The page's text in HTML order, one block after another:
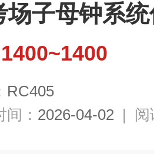
场子母钟系
1400~1400
RC405
： 2026-04-02 | 阅